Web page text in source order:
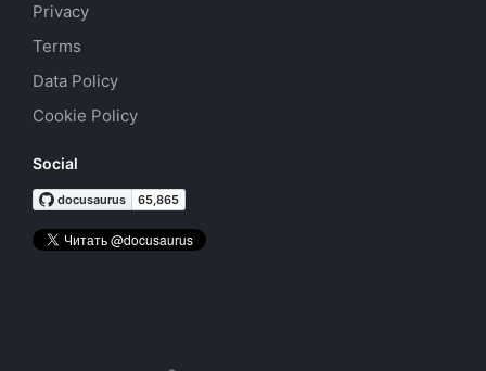
Privacy
Terms
Data Policy
Cookie Policy
Social